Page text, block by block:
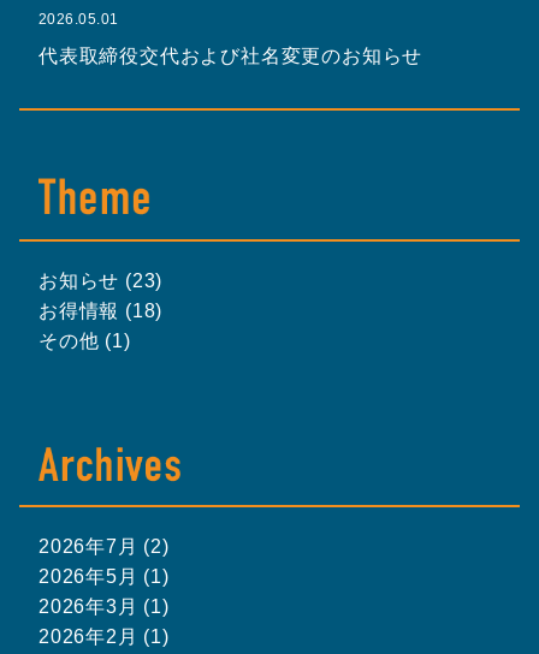
2026.05.01
代表取締役交代および社名変更のお知らせ
お知らせ (23)
お得情報 (18)
その他 (1)
2026年7月 (2)
2026年5月 (1)
2026年3月 (1)
2026年2月 (1)